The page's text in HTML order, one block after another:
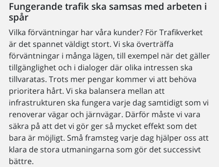
Fungerande trafik ska samsas med arbeten i
spår
Vilka förväntningar har våra kunder? För Trafikverket
är det spannet väldigt stort. Vi ska överträffa
förväntningar i många lägen, till exempel när det gäller
tillgänglighet och i dialoger där olika intressen ska
tillvaratas. Trots mer pengar kommer vi att behöva
prioritera hårt. Vi ska balansera mellan att
infrastrukturen ska fungera varje dag samtidigt som vi
renoverar vägar och järnvägar. Därför måste vi vara
säkra på att det vi gör ger så mycket effekt som det
bara är möjligt. Små framsteg varje dag hjälper oss att
klara de stora utmaningarna som gör det successivt
bättre.